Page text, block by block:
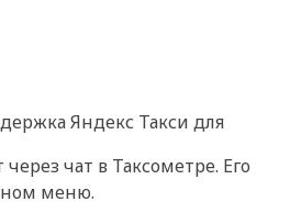
Яндекс Такси для
чат в Таксометре. Его
меню.